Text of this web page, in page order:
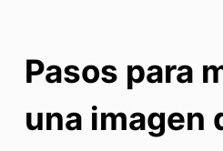
Pasos para
una imagen